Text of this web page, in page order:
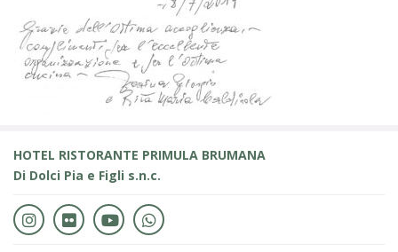
HOTEL RISTORANTE PRIMULA BRUMANA
Di Dolci Pia e Figli s.n.c.